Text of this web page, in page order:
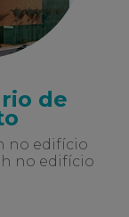
de
no edifício
no edifício